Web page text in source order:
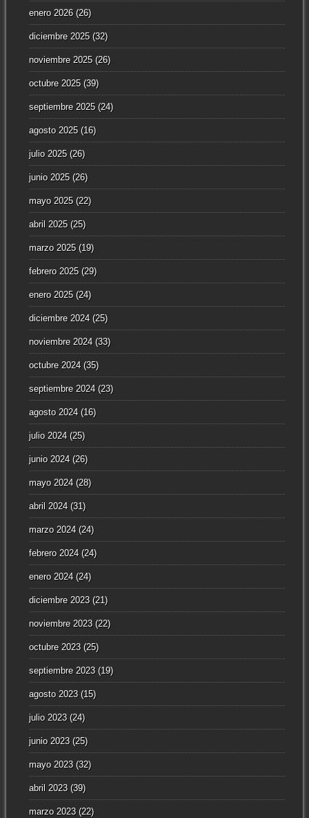
enero 2026(26)
diciembre 2025(32)
noviembre 2025(26)
octubre 2025(39)
septiembre 2025(24)
agosto 2025(16)
julio 2025(26)
junio 2025(26)
mayo 2025(22)
abril 2025(25)
marzo 2025(19)
febrero 2025(29)
enero 2025(24)
diciembre 2024(25)
noviembre 2024(33)
octubre 2024(35)
septiembre 2024(23)
agosto 2024(16)
julio 2024(25)
junio 2024(26)
mayo 2024(28)
abril 2024(31)
marzo 2024(24)
febrero 2024(24)
enero 2024(24)
diciembre 2023(21)
noviembre 2023(22)
octubre 2023(25)
septiembre 2023(19)
agosto 2023(15)
julio 2023(24)
junio 2023(25)
mayo 2023(32)
abril 2023(39)
marzo 2023(22)